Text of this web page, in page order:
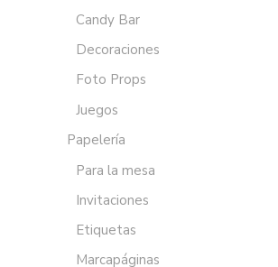
Candy Bar
Decoraciones
Foto Props
Juegos
Papelería
Para la mesa
Invitaciones
Etiquetas
Marcapáginas